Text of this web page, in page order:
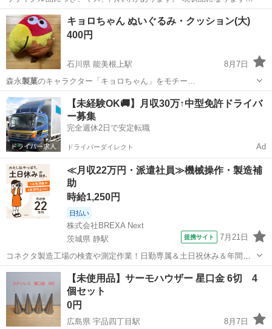
金額は1枚の価格になります。 ◆ご来店時に商品の状態等必ずご確認
ください。◆ ◆ジモティーを見たと言っていただけるとスムーズです
◆ ...
北海道 札幌市 調理器具
キョロちゃん ぬいぐるみ・クッション(大)
400円
石川県 能美根上駅
8月7日
森永製菓のキャラクター「キョロちゃん」をモチー…
石川 能美市 能美根上駅 おもちゃ
【未経験OK🚚】月収30万↑中型免許ドライバ
ー募集
完全週休2日で安定転職
ドライバーダイレクト Ad
≪月収22万円・派遣社員≫機械操作・製造補
助
時給1,250円
日払い
株式会社BREXA Next
茨城県 静駅
提携サイト 7月21日
コネクタ製造工場の検査や測定作業！日勤専属＆土日祝休み＆年間休
日128日★クリーンルーム内作業★マイカー通勤OK＆無料駐車場あり
★就業先食堂利用可！日払い制度あり！《茨城県常陸大宮市》 人気の
工場のお仕事 ◇コネクタ製造工...
茨城 常陸大宮市 静駅 その他
【未使用品】サーモハウザー 星口金 6切 4
個セット
0円
広島県 宇品四丁目駅
8月7日